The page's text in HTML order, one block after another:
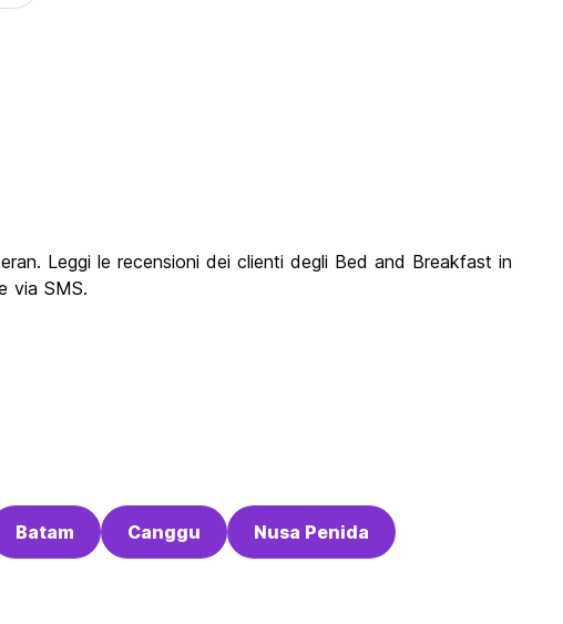
Leggi le recensioni dei clienti degli Bed and Breakfast in
via SMS.
Batam Canggu Nusa Penida